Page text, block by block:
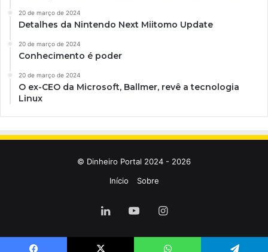
20 de março de 2024
Detalhes da Nintendo Next Miitomo Update
20 de março de 2024
Conhecimento é poder
20 de março de 2024
O ex-CEO da Microsoft, Ballmer, revê a tecnologia
Linux
© Dinheiro Portal 2024 - 2026
Início
Sobre
LinkedinYouTubeInstagram